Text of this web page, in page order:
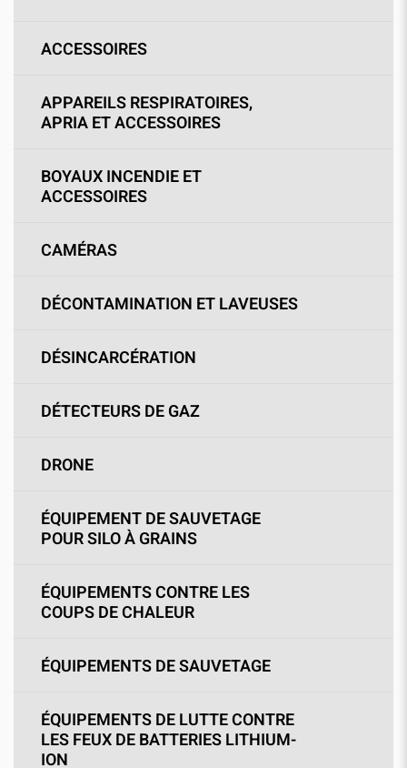
ACCESSOIRES
APPAREILS RESPIRATOIRES,
APRIA ET ACCESSOIRES
BOYAUX INCENDIE ET
ACCESSOIRES
CAMÉRAS
DÉCONTAMINATION ET LAVEUSES
DÉSINCARCÉRATION
DÉTECTEURS DE GAZ
DRONE
ÉQUIPEMENT DE SAUVETAGE
POUR SILO À GRAINS
ÉQUIPEMENTS CONTRE LES
COUPS DE CHALEUR
ÉQUIPEMENTS DE SAUVETAGE
ÉQUIPEMENTS DE LUTTE CONTRE
LES FEUX DE BATTERIES LITHIUM-
ION